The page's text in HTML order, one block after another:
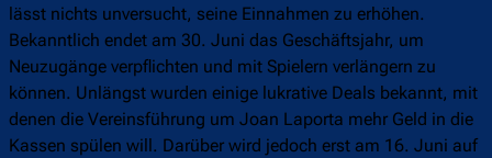
lässt nichts unversucht, seine Einnahmen zu erhöhen.
Bekanntlich endet am 30. Juni das Geschäftsjahr, um
Neuzugänge verpflichten und mit Spielern verlängern zu
können. Unlängst wurden einige lukrative Deals bekannt, mit
denen die Vereinsführung um Joan Laporta mehr Geld in die
Kassen spülen will. Darüber wird jedoch erst am 16. Juni auf